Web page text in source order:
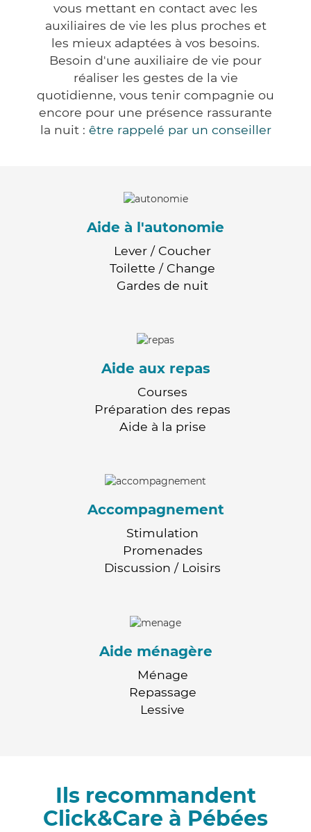
vous mettant en contact avec les
auxiliaires de vie les plus proches et
les mieux adaptées à vos besoins.
Besoin d'une auxiliaire de vie pour
réaliser les gestes de la vie
quotidienne, vous tenir compagnie ou
encore pour une présence rassurante
la nuit : être rappelé par un conseiller
Aide à l'autonomie
Lever / Coucher
Toilette / Change
Gardes de nuit
Aide aux repas
Courses
Préparation des repas
Aide à la prise
Accompagnement
Stimulation
Promenades
Discussion / Loisirs
Aide ménagère
Ménage
Repassage
Lessive
Ils recommandent
Click&Care à Pébées